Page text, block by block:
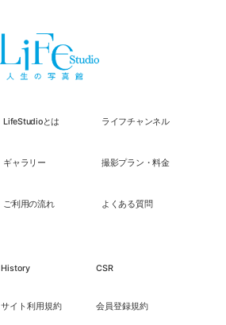
LifeStudioとは ライフチャンネル
ギャラリー 撮影プラン・料金
ご利用の流れ よくある質問
History CSR
サイト利用規約 会員登録規約